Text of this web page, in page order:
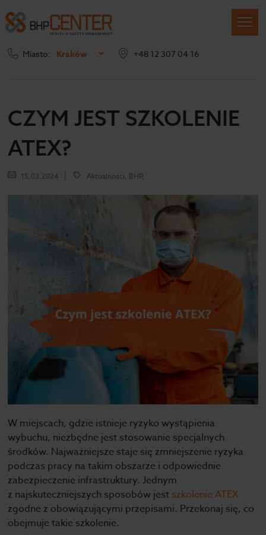
Miasto: Kraków +48 12 307 04 16
CZYM JEST SZKOLENIE
ATEX?
15.03.2024 Aktualności, BHP,
W miejscach, gdzie istnieje ryzyko wystąpienia
wybuchu, niezbędne jest stosowanie specjalnych
środków. Najważniejsze staje się zmniejszenie ryzyka
podczas pracy na takim obszarze i odpowiednie
zabezpieczenie infrastruktury. Jednym
z najskuteczniejszych sposobów jest szkolenie ATEX
zgodne z obowiązującymi przepisami. Przekonaj się, co
obejmuje takie szkolenie.